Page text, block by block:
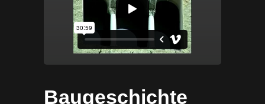
Baugeschichte